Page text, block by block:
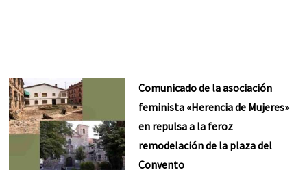
Comunicado de la asociación
feminista «Herencia de Mujeres»
en repulsa a la feroz
remodelación de la plaza del
Convento